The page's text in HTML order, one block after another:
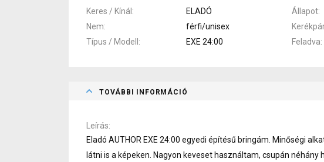
Keres / Kínál ELADÓ Állapot
Nem
férfi/unisex
Típus / Modell
EXE 24:00 Feladva
TOVÁBBI INFORMÁCIÓ
Leírás
Eladó AUTHOR EXE 24:00 egyedi építésű bringám. Minőségi
látni is a képeken. Nagyon keveset használtam, csupán